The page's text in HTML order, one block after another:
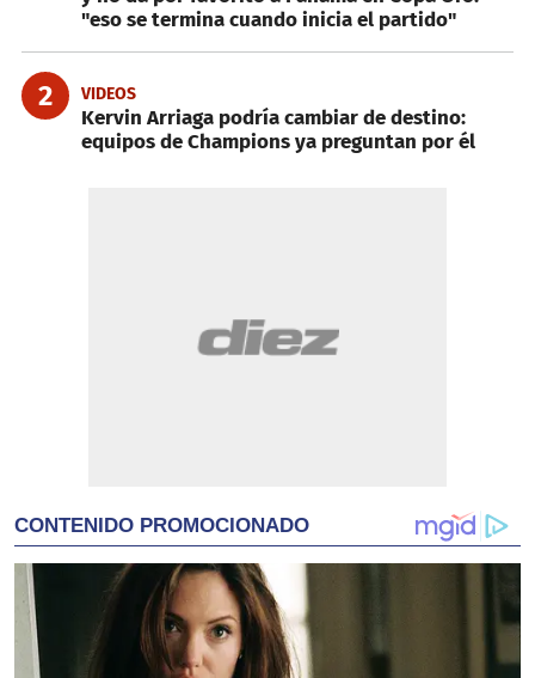
"eso se termina cuando inicia el partido"
2 VIDEOS
Kervin Arriaga podría cambiar de destino:
equipos de Champions ya preguntan por él